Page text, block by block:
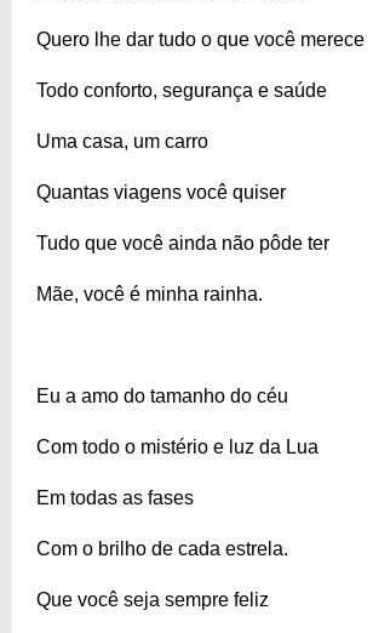
Quero lhe dar tudo o que você merece
Todo conforto, segurança e saúde
Uma casa, um carro
Quantas viagens você quiser
Tudo que você ainda não pôde ter
Mãe, você é minha rainha.
Eu a amo do tamanho do céu
Com todo o mistério e luz da Lua
Em todas as fases
Com o brilho de cada estrela.
Que você seja sempre feliz